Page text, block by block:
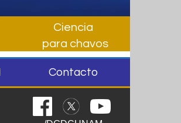
Ciencia
para chavos
Contacto